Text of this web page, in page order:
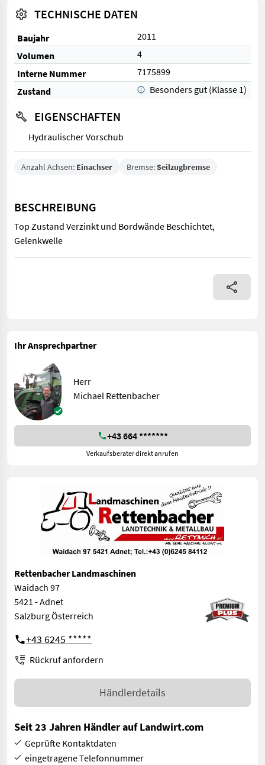
TECHNISCHE DATEN
Baujahr
2011
Volumen
4
Interne Nummer
7175899
Zustand
Besonders gut (Klasse 1)
EIGENSCHAFTEN
Hydraulischer Vorschub
Anzahl Achsen: Einachser Bremse:Seilzugbremse
BESCHREIBUNG
Top Zustand Verzinkt und Bordwände Beschichtet,
Gelenkwelle
Top Zustand Verzinkt und Bordwände Beschichtet, Gelenkwelle
Ihr Ansprechpartner
Herr
Michael Rettenbacher
+43 664 *******
Verkaufsberater direkt anrufen
Rettenbacher Landmaschinen
Waidach 97
5421 - Adnet
Salzburg Österreich
+43 6245 *****
Rückruf anfordern
Händlerdetails
Seit 23 Jahren Händler auf Landwirt.com
Geprüfte Kontaktdaten
eingetragene Telefonnummer